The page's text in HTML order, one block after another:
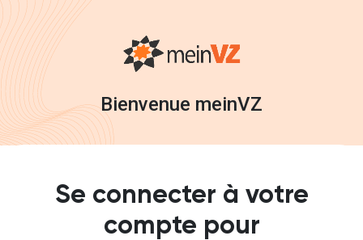
Bienvenue meinVZ
Se connecter à votre
compte pour